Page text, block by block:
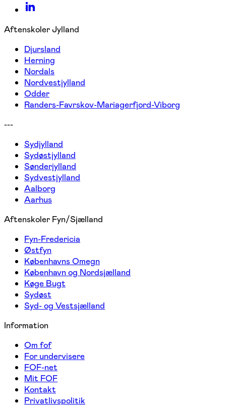
Aftenskoler Jylland
Djursland
Herning
Nordals
Nordvestjylland
Odder
Randers-Favrskov-Mariagerfjord-Viborg
---
Sydjylland
Sydøstjylland
Sønderjylland
Sydvestjylland
Aalborg
Aarhus
Aftenskoler Fyn/Sjælland
Fyn-Fredericia
Østfyn
Københavns Omegn
København og Nordsjælland
Køge Bugt
Sydøst
Syd- og Vestsjælland
Information
Om fof
For undervisere
FOF-net
Mit FOF
Kontakt
Privatlivspolitik